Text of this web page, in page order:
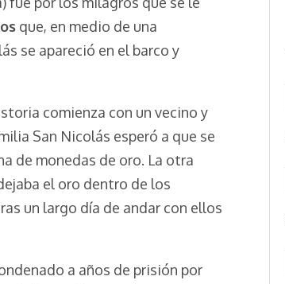
que, en medio de una
se apareció en el barco y
comienza con un vecino y
San Nicolás esperó a que se
de monedas de oro. La otra
el oro dentro de los
un largo día de andar con ellos
a años de prisión por